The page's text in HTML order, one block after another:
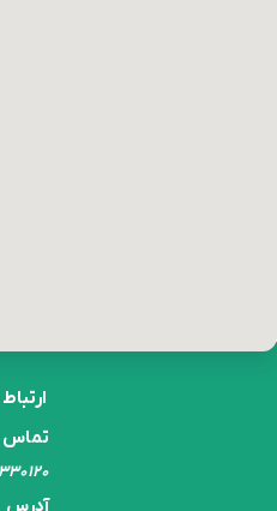
تماس
۰۲۱۳۳۳۳۰​​​​​​​۱۲۰
آدرس